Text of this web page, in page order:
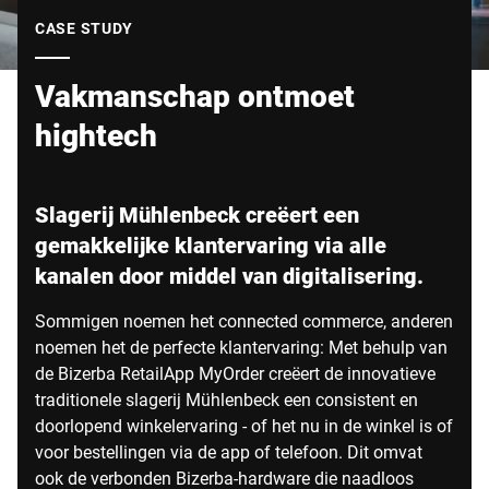
CASE STUDY
Vakmanschap ontmoet
hightech
Slagerij Mühlenbeck creëert een
gemakkelijke klantervaring via alle
kanalen door middel van digitalisering.
Sommigen noemen het connected commerce, anderen
noemen het de perfecte klantervaring: Met behulp van
de Bizerba RetailApp MyOrder creëert de innovatieve
traditionele slagerij Mühlenbeck een consistent en
doorlopend winkelervaring - of het nu in de winkel is of
voor bestellingen via de app of telefoon. Dit omvat
ook de verbonden Bizerba-hardware die naadloos